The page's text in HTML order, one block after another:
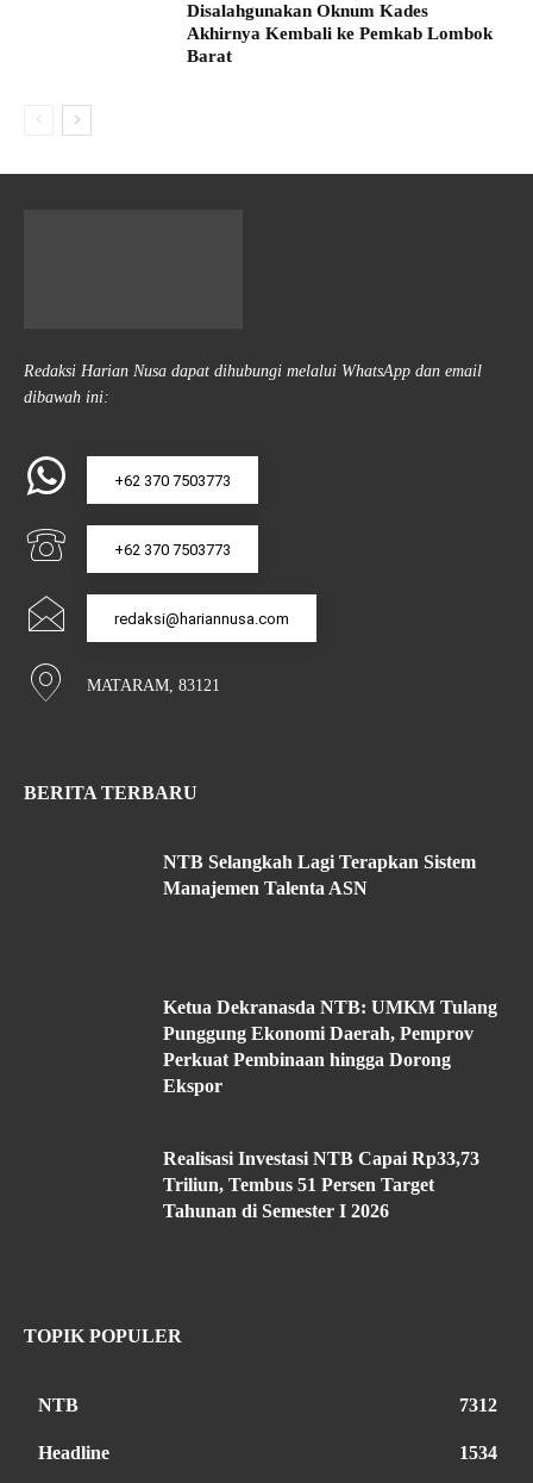
Disalahgunakan Oknum Kades
Akhirnya Kembali ke Pemkab Lombok
Barat
Redaksi Harian Nusa dapat dihubungi melalui WhatsApp dan email
dibawah ini:
+62 370 7503773
+62 370 7503773
redaksi@hariannusa.com
MATARAM, 83121
BERITA TERBARU
NTB Selangkah Lagi Terapkan Sistem
Manajemen Talenta ASN
Ketua Dekranasda NTB: UMKM Tulang
Punggung Ekonomi Daerah, Pemprov
Perkuat Pembinaan hingga Dorong
Ekspor
Realisasi Investasi NTB Capai Rp33,73
Triliun, Tembus 51 Persen Target
Tahunan di Semester I 2026
TOPIK POPULER
NTB 7312
Headline 1534